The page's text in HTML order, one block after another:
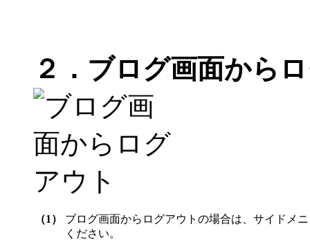
２．ブログ画面から
（1）
ブログ画面からログアウトの場合は、サイドメ
ください。